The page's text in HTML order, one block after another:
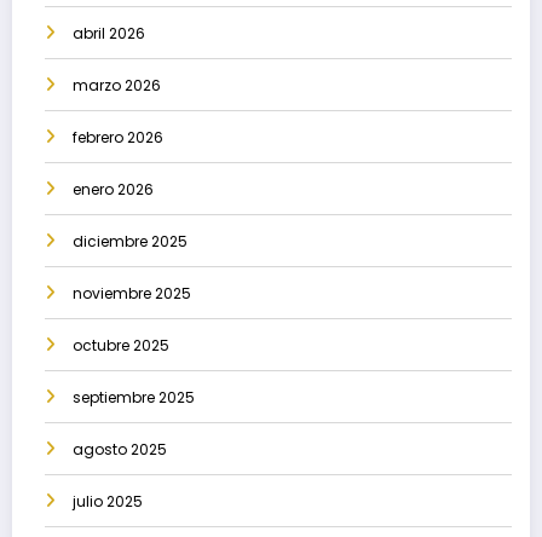
abril 2026
marzo 2026
febrero 2026
enero 2026
diciembre 2025
noviembre 2025
octubre 2025
septiembre 2025
agosto 2025
julio 2025